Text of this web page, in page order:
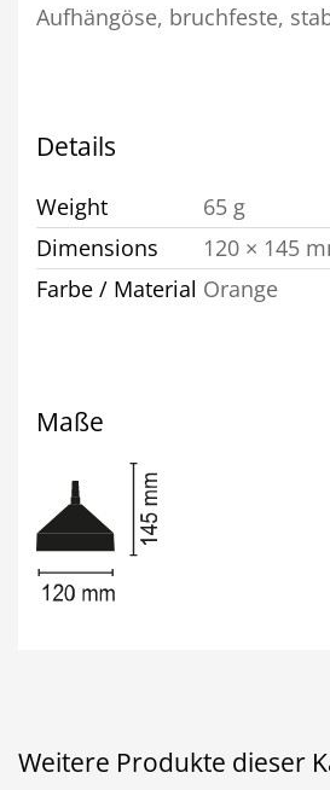
Aufhängöse, bruchfeste,
Details
Weight
65 g
Dimensions
120 × 145
Farbe / Material Orange
Maße
Weitere Produkte dieser